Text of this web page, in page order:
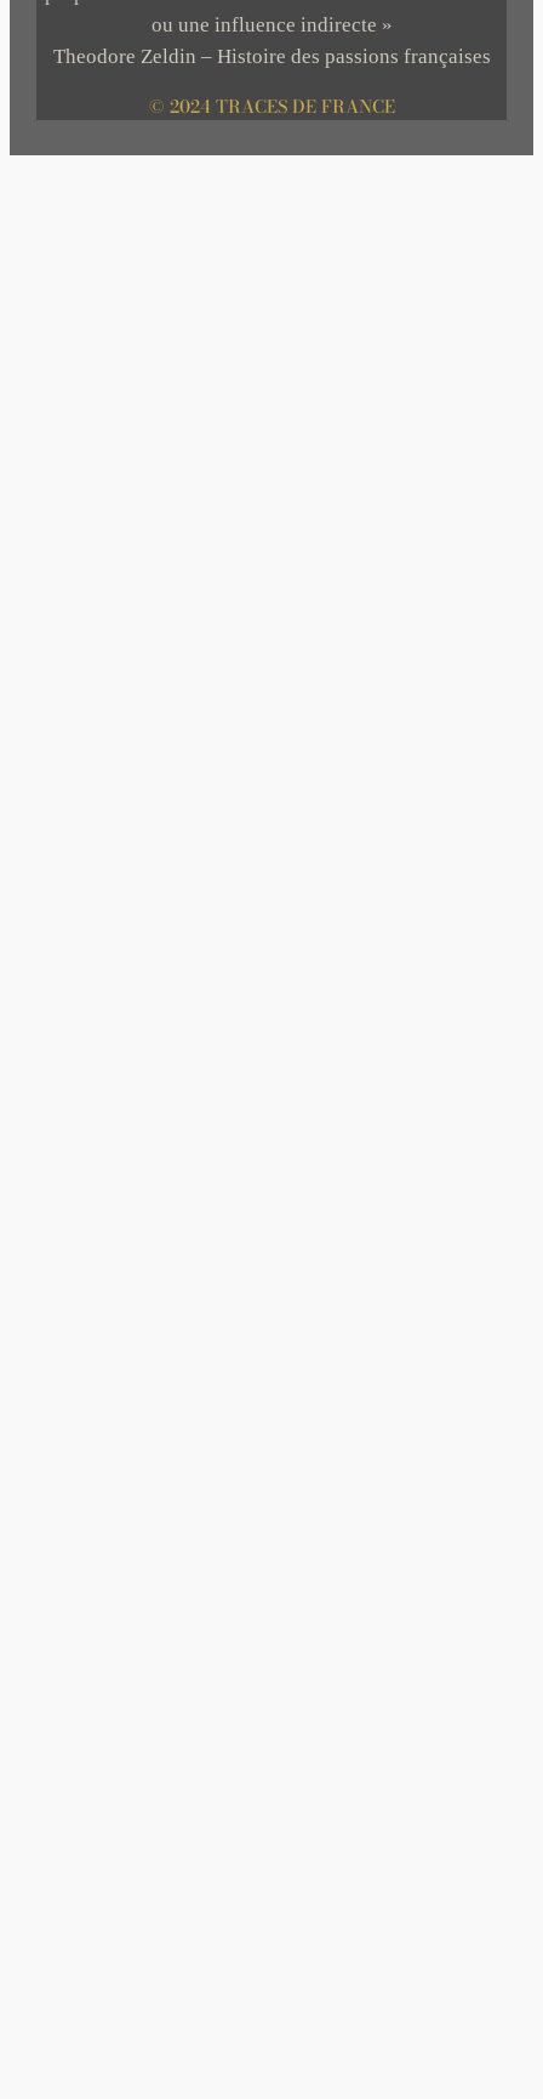
ou une influence indirecte »
Theodore Zeldin – Histoire des passions françaises
© 2024 TRACES DE FRANCE